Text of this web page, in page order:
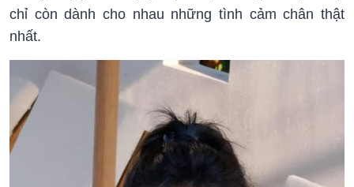
chỉ còn dành cho nhau những tình cảm chân thật
nhất.